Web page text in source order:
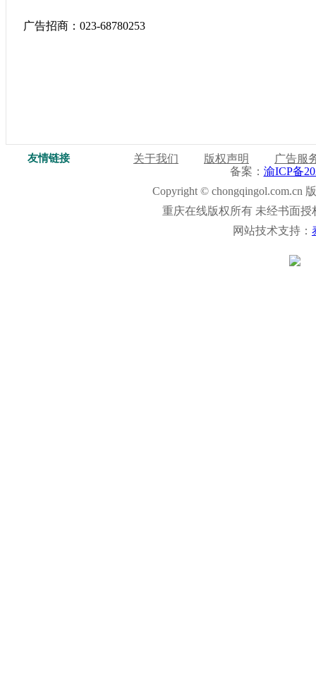
广告招商：023-68780253
友情链接 关于我们 版权声明
广告服
备案： 渝ICP备
Copyright © chongqingol.com.cn
重庆在线版权所有 未经书面
网站技术支持：